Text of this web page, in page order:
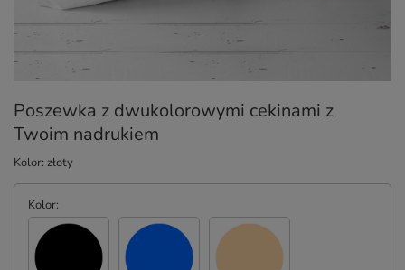
Poszewka z dwukolorowymi cekinami z
Twoim nadrukiem
Kolor: złoty
Kolor